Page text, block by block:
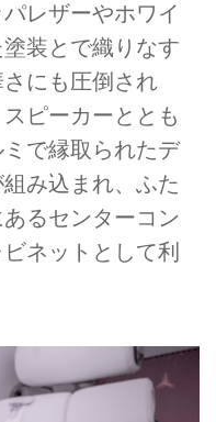
レザーやホワイ
装とで織りなす
にも圧倒され
ピーカーととも
で縁取られたデ
み込まれ、ふた
るセンターコン
ネットとして利